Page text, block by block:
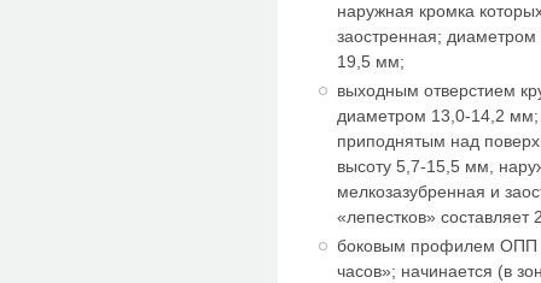
наружная кромка
заостренная; диаметром
19,5 мм;
выходным отверстием
диаметром 13,0-14,2
приподнятым над
высоту 5,7-15,5 мм,
мелкозазубренная и
«лепестков»
боковым профилем ОПП
часов»; начинается (в